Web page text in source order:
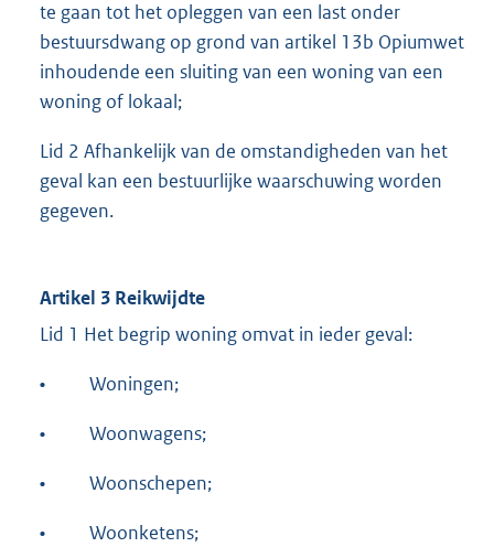
te gaan tot het opleggen van een last onder
bestuursdwang op grond van artikel 13b Opiumwet
inhoudende een sluiting van een woning van een
woning of lokaal;
Lid 2 Afhankelijk van de omstandigheden van het
geval kan een bestuurlijke waarschuwing worden
gegeven.
Artikel 3 Reikwijdte
Lid 1 Het begrip woning omvat in ieder geval:
• Woningen;
• Woonwagens;
• Woonschepen;
• Woonketens;